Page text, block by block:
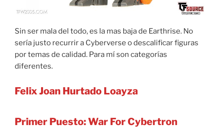
Sin ser mala del todo, es la mas baja de Earthrise. No
sería justo recurrir a Cyberverse o descalificar figuras
por temas de calidad. Para mí son categorías
diferentes.
Felix Joan Hurtado Loayza
Primer Puesto: War For Cybertron